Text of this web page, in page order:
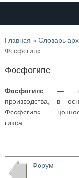
Вы здесь
Главная » Словарь
Фосфогипс
Фосфогипс
Фосфогипс—
производства, в
Фосфогипс —
гипса.
Форум